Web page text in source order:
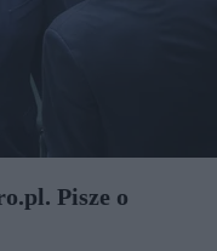
Pisze o